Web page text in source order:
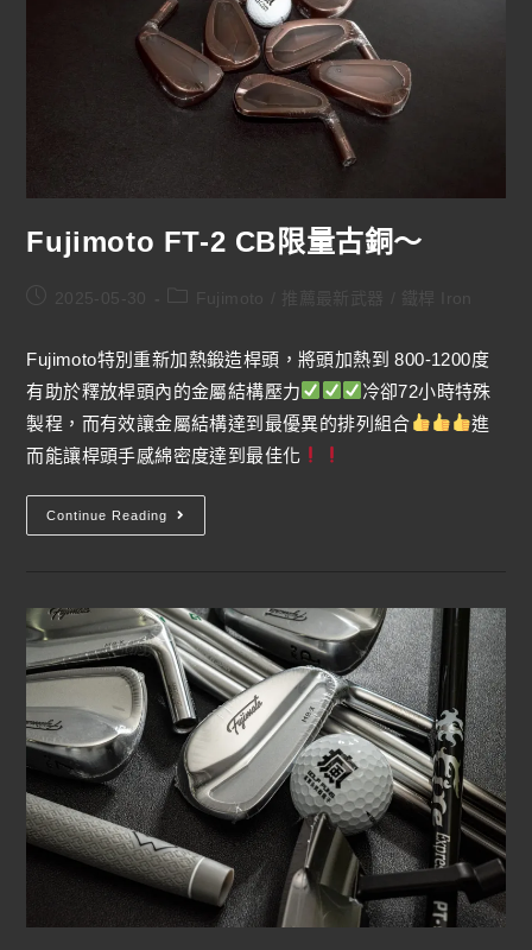
Fujimoto FT-2 CB限量古銅～
2025-05-30 鐵桿 Iron
Fujimoto特別重新加熱鍛造桿頭，將頭加熱到 800-1200度
有助於釋放桿頭內的金屬結構壓力
冷卻72小時特殊
製程，而有效讓金屬結構達到最優異的排列組合
進
而能讓桿頭手感綿密度達到最佳化
Continue Reading